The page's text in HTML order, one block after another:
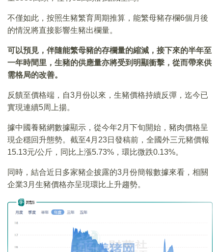
不僅如此，按照生豬繁育周期推算，能繁母豬存欄6個月後
的情況將直接影響生豬出欄量。
可以預見，伴隨能繁母豬的存欄量的縮減，接下來的半年至
一年時間里，生豬的供應量亦將受到明顯衝擊，從而帶來供
需格局的改善。
反饋至價格端，自3月份以來，生豬價格持續反彈，迄今已
實現連續5周上揚。
據中國養豬網數據顯示，從今年2月下旬開始，豬肉價格呈
現企穩回升態勢。截至4月23日發稿前，全國外三元豬價報
15.13元/公斤，同比上漲5.73%，環比微跌0.13%。
同時，結合近日多家豬企披露的3月份簡報數據來看，相關
企業3月生豬價格亦呈現環比上升趨勢。